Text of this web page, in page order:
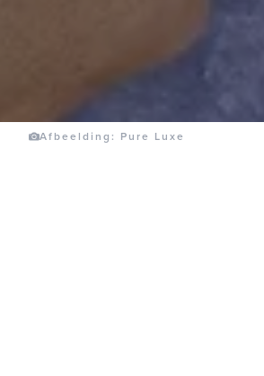
Afbeelding: Pure Luxe